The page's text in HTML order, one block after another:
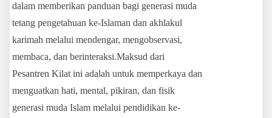
dalam memberikan panduan bagi generasi muda
tetang pengetahuan ke-Islaman dan akhlakul
karimah melalui mendengar, mengobservasi,
membaca, dan berinteraksi.Maksud dari
Pesantren Kilat ini adalah untuk memperkaya dan
menguatkan hati, mental, pikiran, dan fisik
generasi muda Islam melalui pendidikan ke-